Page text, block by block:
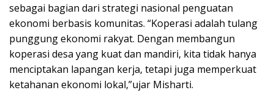
sebagai bagian dari strategi nasional penguatan
ekonomi berbasis komunitas. “Koperasi adalah tulang
punggung ekonomi rakyat. Dengan membangun
koperasi desa yang kuat dan mandiri, kita tidak hanya
menciptakan lapangan kerja, tetapi juga memperkuat
ketahanan ekonomi lokal,”ujar Misharti.